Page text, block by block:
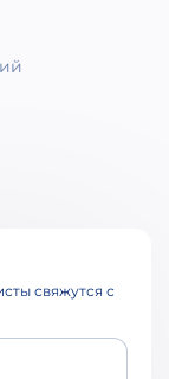
свяжутся с